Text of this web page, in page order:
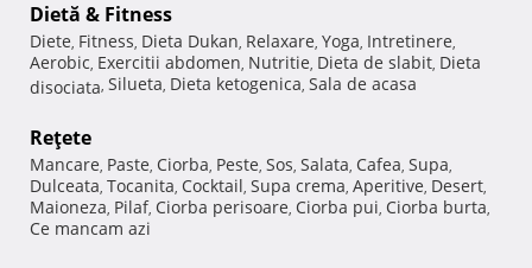
Dietă & Fitness
Diete, Fitness, Dieta Dukan, Relaxare, Yoga, Intretinere,
Aerobic, Exercitii abdomen, Nutritie, Dieta de slabit, Dieta
disociata, Silueta, Dieta ketogenica, Sala de acasa
Reţete
Mancare, Paste, Ciorba, Peste, Sos, Salata, Cafea, Supa,
Dulceata, Tocanita, Cocktail, Supa crema, Aperitive, Desert,
Maioneza, Pilaf, Ciorba perisoare, Ciorba pui, Ciorba burta,
Ce mancam azi